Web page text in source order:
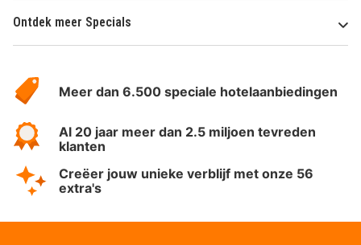
Ontdek meer Specials
HotelSpecials
Meer dan 6.500 speciale hotelaanbiedingen
Al 20 jaar meer dan 2.5 miljoen tevreden
klanten
Creëer jouw unieke verblijf met onze 56
extra's